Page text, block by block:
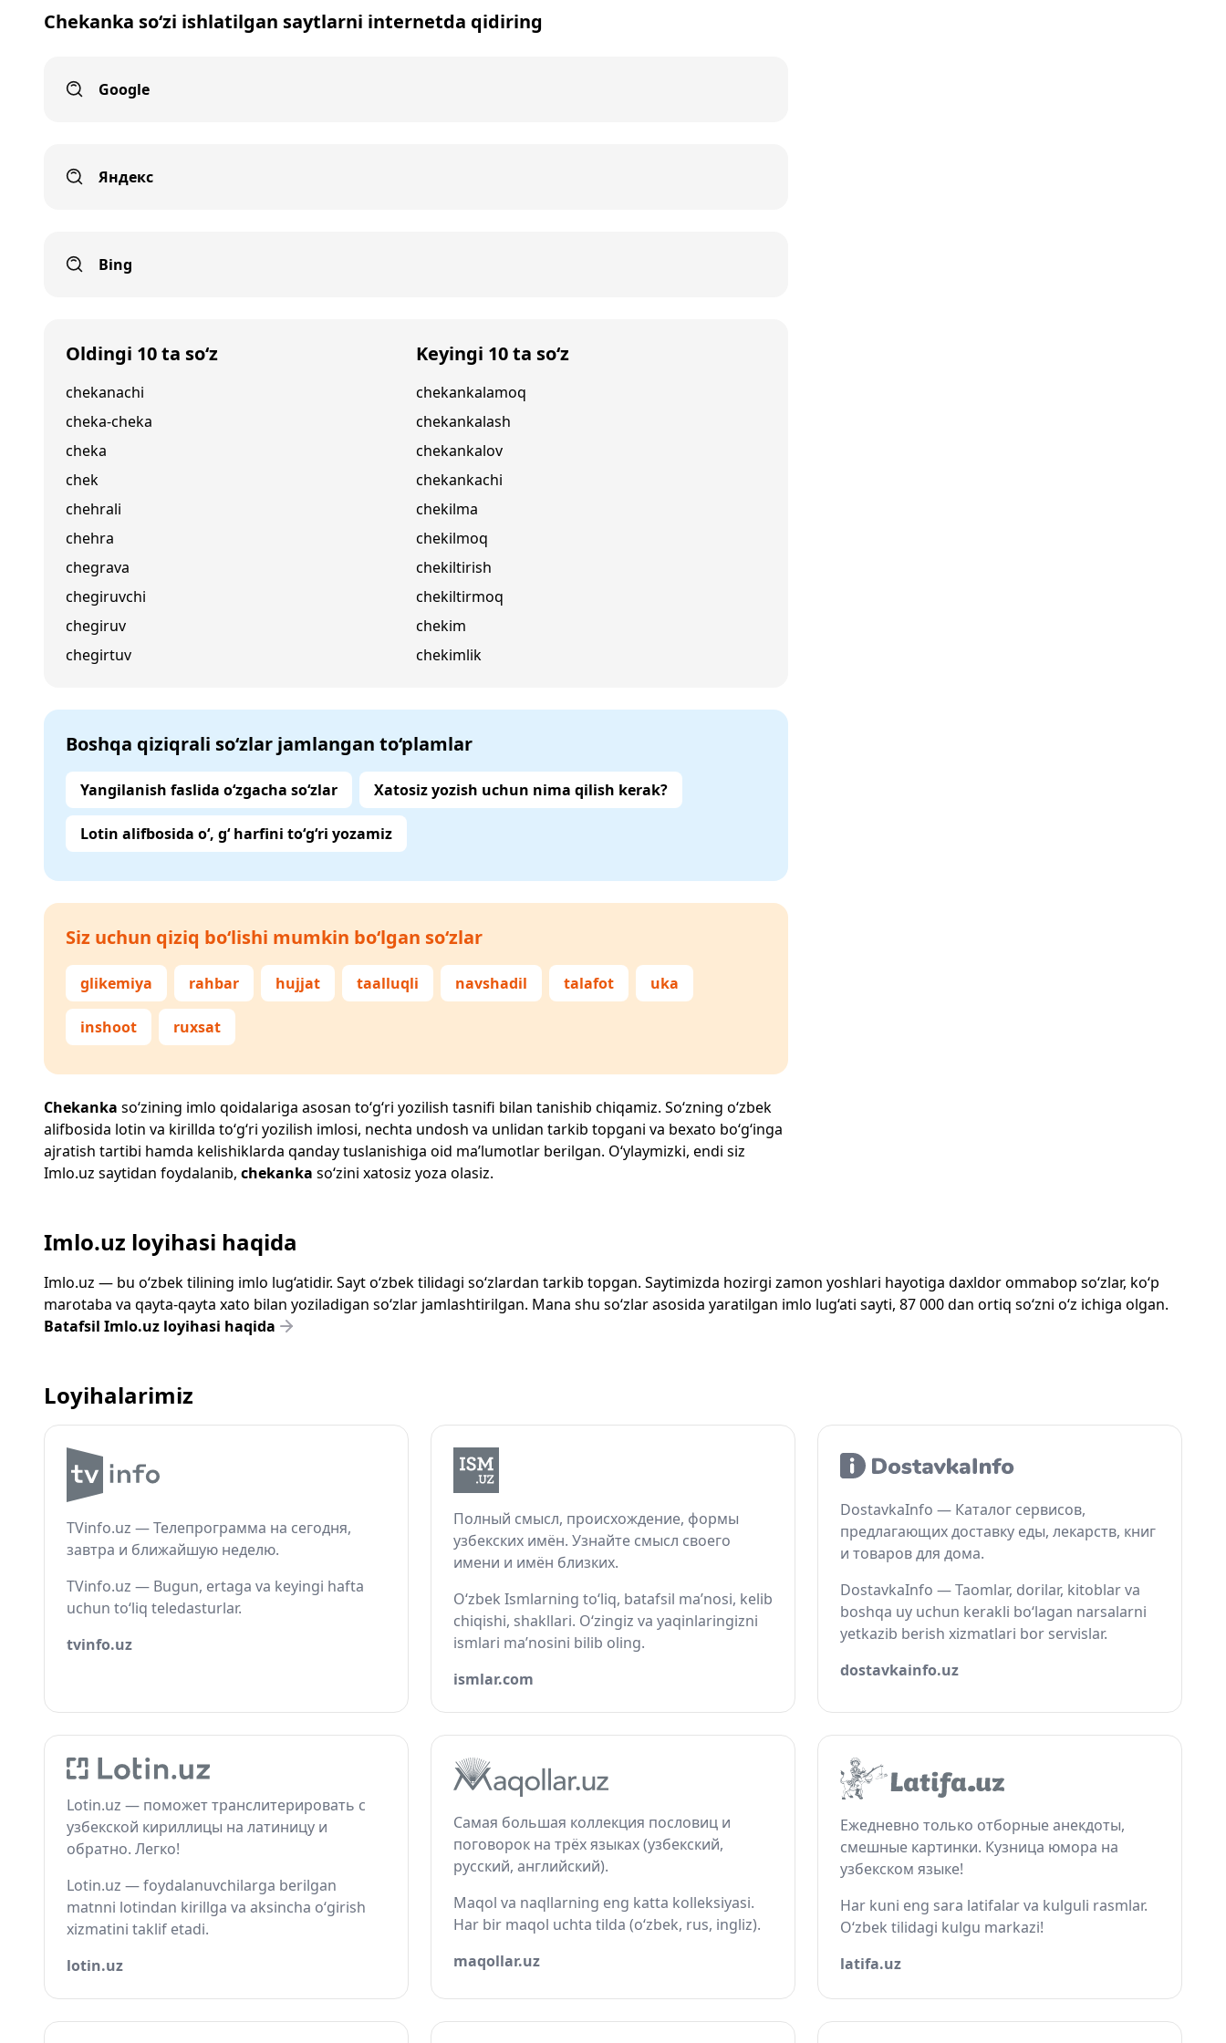
Chekanka so‘zi ishlatilgan saytlarni internetda qidiring
Google
Яндекс
Bing
Oldingi 10 ta so‘z
chekanachi
cheka-cheka
cheka
chek
chehrali
chehra
chegrava
chegiruvchi
chegiruv
chegirtuv
Keyingi 10 ta so‘z
chekankalamoq
chekankalash
chekankalov
chekankachi
chekilma
chekilmoq
chekiltirish
chekiltirmoq
chekim
chekimlik
Boshqa qiziqrali so‘zlar jamlangan to‘plamlar
Yangilanish faslida o‘zgacha so‘zlar Xatosiz yozish uchun nima qilish kerak?
Lotin alifbosida o‘, g‘ harfini to‘g‘ri yozamiz
Siz uchun qiziq bo‘lishi mumkin bo‘lgan so‘zlar
glikemiya rahbar hujjat taalluqli navshadil talafot uka
inshoot ruxsat
Chekanka so‘zining imlo qoidalariga asosan to‘g‘ri yozilish tasnifi bilan tanishib chiqamiz. So‘zning o‘zbek
alifbosida lotin va kirillda to‘g‘ri yozilish imlosi, nechta undosh va unlidan tarkib topgani va bexato bo‘g‘inga
ajratish tartibi hamda kelishiklarda qanday tuslanishiga oid ma’lumotlar berilgan. O‘ylaymizki, endi siz
Imlo.uz saytidan foydalanib, chekanka so‘zini xatosiz yoza olasiz.
Imlo.uz loyihasi haqida
Imlo.uz — bu o‘zbek tilining imlo lug‘atidir. Sayt o‘zbek tilidagi so‘zlardan tarkib topgan. Saytimizda hozirgi zamon yoshlari hayotiga daxldor ommabop so‘zlar, ko‘p
marotaba va qayta-qayta xato bilan yoziladigan so‘zlar jamlashtirilgan. Mana shu so‘zlar asosida yaratilgan imlo lug‘ati sayti, 87 000 dan ortiq so‘zni o‘z ichiga olgan.
Batafsil Imlo.uz loyihasi haqida
Loyihalarimiz
TVinfo.uz — Телепрограмма на сегодня,
завтра и ближайшую неделю.
TVinfo.uz — Bugun, ertaga va keyingi hafta
uchun to‘liq teledasturlar.
tvinfo.uz
Полный смысл, происхождение, формы
узбекских имён. Узнайте смысл своего
имени и имён близких.
O‘zbek Ismlarning to‘liq, batafsil ma’nosi, kelib
chiqishi, shakllari. O‘zingiz va yaqinlaringizni
ismlari ma’nosini bilib oling.
ismlar.com
DostavkaInfo — Каталог сервисов,
предлагающих доставку еды, лекарств, книг
и товаров для дома.
DostavkaInfo — Taomlar, dorilar, kitoblar va
boshqa uy uchun kerakli bo‘lagan narsalarni
yetkazib berish xizmatlari bor servislar.
dostavkainfo.uz
Lotin.uz — поможет транслитерировать с
узбекской кириллицы на латиницу и
обратно. Легко!
Lotin.uz — foydalanuvchilarga berilgan
matnni lotindan kirillga va aksincha o‘girish
xizmatini taklif etadi.
lotin.uz
Самая большая коллекция пословиц и
поговорок на трёх языках (узбекский,
русский, английский).
Maqol va naqllarning eng katta kolleksiyasi.
Har bir maqol uchta tilda (o‘zbek, rus, ingliz).
maqollar.uz
Ежедневно только отборные анекдоты,
смешные картинки. Кузница юмора на
узбекском языке!
Har kuni eng sara latifalar va kulguli rasmlar.
O‘zbek tilidagi kulgu markazi!
latifa.uz